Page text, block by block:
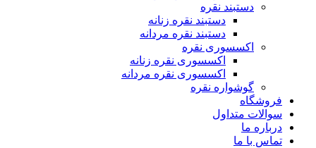
دستبند نقره
دستبند نقره زنانه
دستبند نقره مردانه
اکسسوری نقره
اکسسوری نقره زنانه
اکسسوری نقره مردانه
گوشواره نقره
فروشگاه
سوالات متداول
درباره ما
تماس با ما